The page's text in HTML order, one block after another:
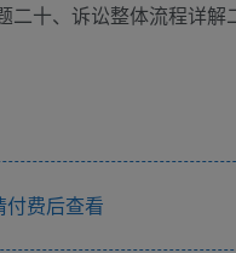
二十、诉讼整体流程详解
付费后查看